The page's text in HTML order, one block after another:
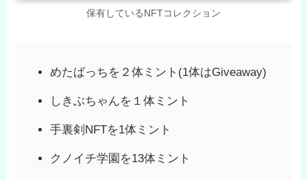
保有しているNFTコレクション
めたばっちを２体ミント(1体はGiveaway)
しきぶちゃんを１体ミント
手裏剣NFTを1体ミント
クノイチ学園を13体ミント